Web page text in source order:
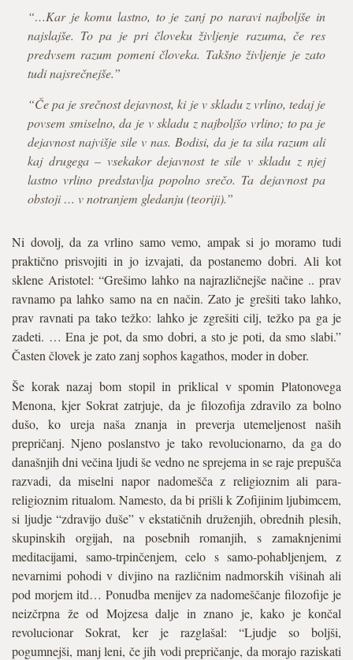
“…Kar je komu lastno, to je zanj po naravi najboljše in
najslajše. To pa je pri človeku življenje razuma, če res
predvsem razum pomeni človeka. Takšno življenje je zato
tudi najsrečnejše.”
“Če pa je srečnost dejavnost, ki je v skladu z vrlino, tedaj je
povsem smiselno, da je v skladu z najboljšo vrlino; to pa je
dejavnost najvišje sile v nas. Bodisi, da je ta sila razum ali
kaj drugega – vsekakor dejavnost te sile v skladu z njej
lastno vrlino predstavlja popolno srečo. Ta dejavnost pa
obstoji … v notranjem gledanju (teoriji).”
Ni dovolj, da za vrlino samo vemo, ampak si jo moramo tudi
praktično prisvojiti in jo izvajati, da postanemo dobri. Ali kot
sklene Aristotel: “Grešimo lahko na najrazličnejše načine .. prav
ravnamo pa lahko samo na en način. Zato je grešiti tako lahko,
prav ravnati pa tako težko: lahko je zgrešiti cilj, težko pa ga je
zadeti. … Ena je pot, da smo dobri, a sto je poti, da smo slabi.”
Časten človek je zato zanj sophos kagathos, moder in dober.
Še korak nazaj bom stopil in priklical v spomin Platonovega
Menona, kjer Sokrat zatrjuje, da je filozofija zdravilo za bolno
dušo, ko ureja naša znanja in preverja utemeljenost naših
prepričanj. Njeno poslanstvo je tako revolucionarno, da ga do
današnjih dni večina ljudi še vedno ne sprejema in se raje prepušča
razvadi, da miselni napor nadomešča z religioznim ali para-
religioznim ritualom. Namesto, da bi prišli k Zofijinim ljubimcem,
si ljudje “zdravijo duše” v ekstatičnih druženjih, obrednih plesih,
skupinskih orgijah, na posebnih romanjih, s zamaknjenimi
meditacijami, samo-trpinčenjem, celo s samo-pohabljenjem, z
nevarnimi pohodi v divjino na različnim nadmorskih višinah ali
pod morjem itd… Ponudba menijev za nadomeščanje filozofije je
neizčrpna že od Mojzesa dalje in znano je, kako je končal
revolucionar Sokrat, ker je razglašal: “Ljudje so boljši,
pogumnejši, manj leni, če jih vodi prepričanje, da morajo raziskati